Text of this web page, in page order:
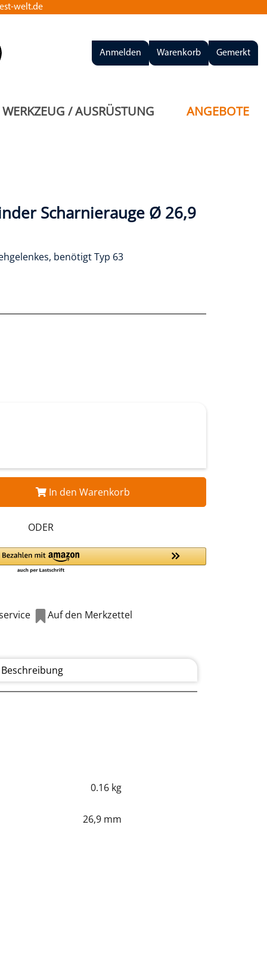
welt.de
Anmelden Warenkorb Gemerkt
WERKZEUG / AUSRÜSTUNG ANGEBOTE
Scharnierauge Ø 26,9
benötigt Typ 63
In den Warenkorb
ODER
Auf den Merkzettel
Beschreibung
0.16 kg
26,9 mm